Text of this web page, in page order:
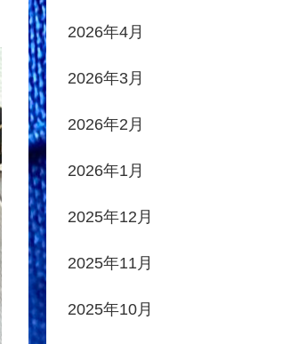
2026年4月
2026年3月
2026年2月
2026年1月
2025年12月
2025年11月
2025年10月